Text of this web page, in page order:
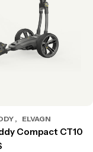
i varukorg
ELVAGN
Compact CT10